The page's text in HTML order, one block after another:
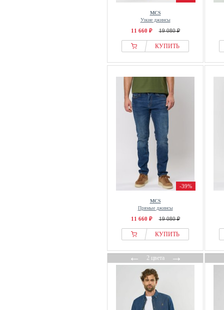
MCS
Узкие джинсы
11 660 ₽ 19 080 ₽
КУПИТЬ
-39%
MCS
Прямые джинсы
11 660 ₽ 19 080 ₽
КУПИТЬ
←2 цвета→